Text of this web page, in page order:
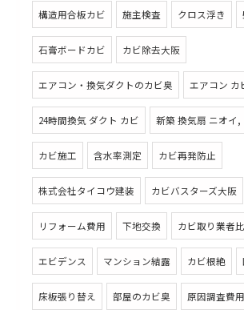
構造用合板カビ 施主検査 クロス浮き
石膏ボードカビ カビ除去大阪
エアコン・換気ダクトのカビ臭 エアコン カ
24時間換気 ダクト カビ 新築 換気扇 ニオイ,
カビ施工 含水率測定 カビ再発防止
株式会社タイコウ建装 カビバスターズ大阪
リフォーム費用 下地交換 カビ取り業者
エビデンス マンション結露 カビ根絶
床板張り替え 部屋のカビ臭 原因調査費用